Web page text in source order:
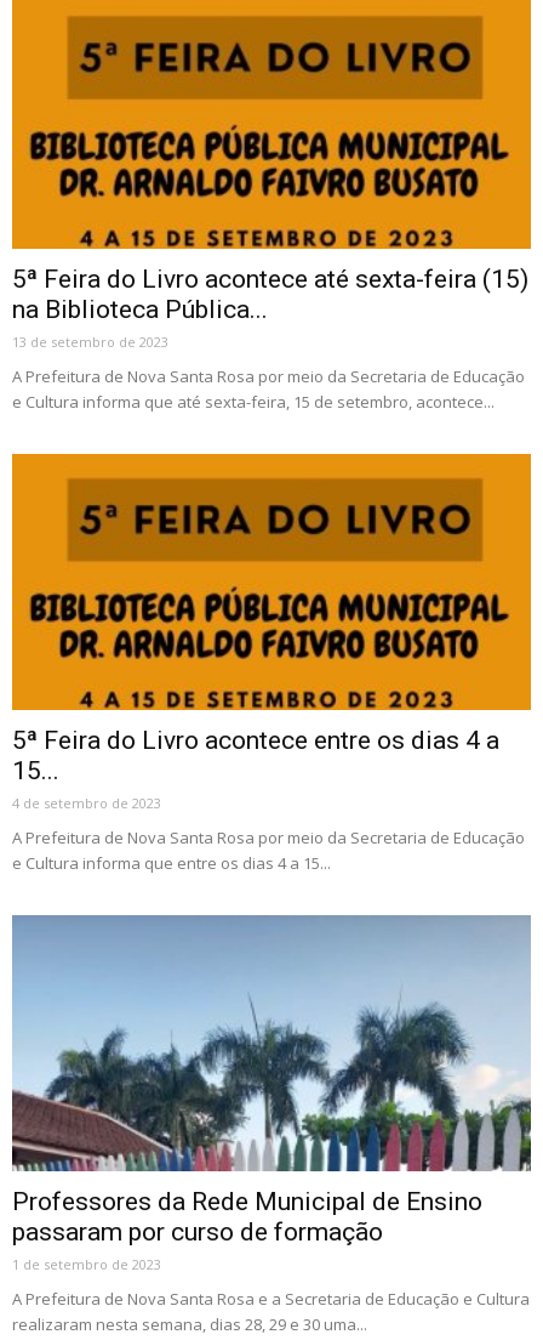
5ª Feira do Livro acontece até sexta-feira (15)
na Biblioteca Pública...
13 de setembro de 2023
A Prefeitura de Nova Santa Rosa por meio da Secretaria de Educação
e Cultura informa que até sexta-feira, 15 de setembro, acontece...
5ª Feira do Livro acontece entre os dias 4 a
15...
4 de setembro de 2023
A Prefeitura de Nova Santa Rosa por meio da Secretaria de Educação
e Cultura informa que entre os dias 4 a 15...
Professores da Rede Municipal de Ensino
passaram por curso de formação
1 de setembro de 2023
A Prefeitura de Nova Santa Rosa e a Secretaria de Educação e Cultura
realizaram nesta semana, dias 28, 29 e 30 uma...